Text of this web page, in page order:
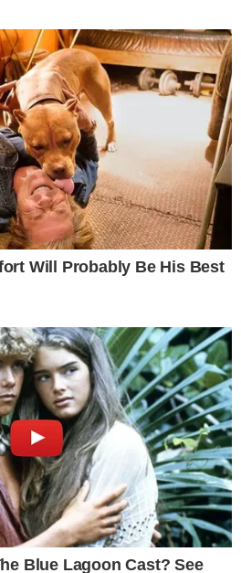
ใส่ไข่มดแดง ที่จะมาตามฤดูการ และ
ปผัดใส่ไข่ หรือผัดน้ำมันหอย ไว้รับ
อยถูกปาก แต่หากอย า กได้เมนู
เย็น ก็สามารถเอามาลวกจิ้มน้ำพริก